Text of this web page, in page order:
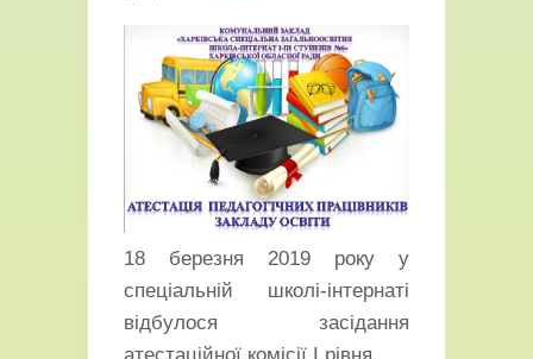
18 березня 2019 року у
спеціальній школі-інтернаті
відбулося засідання